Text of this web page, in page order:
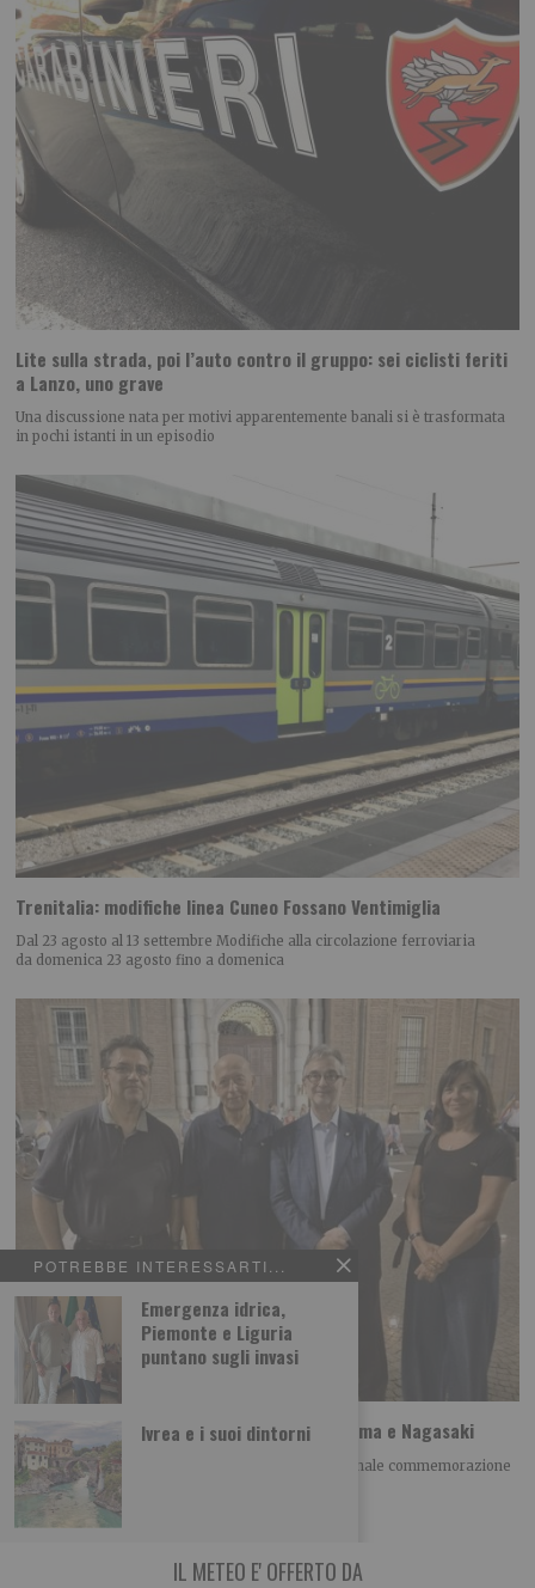
POTREBBE INTERESSARTI...
Emergenza idrica,
Piemonte e Liguria
puntano sugli invasi
Ivrea e i suoi dintorni
Lite sulla strada, poi l’auto contro il gruppo: sei ciclisti feriti
a Lanzo, uno grave
Una discussione nata per motivi apparentemente banali si è trasformata
in pochi istanti in un episodio
Trenitalia: modifiche linea Cuneo Fossano Ventimiglia
Dal 23 agosto al 13 settembre Modifiche alla circolazione ferroviaria
da domenica 23 agosto fino a domenica
A Torino il ricordo della tragedia di Hiroshima e Nagasaki
Giovedì 6 agosto alle h 21.00 si è tenuta la tradizionale commemorazione
della tragedia di Hiroshima
IL METEO E' OFFERTO DA